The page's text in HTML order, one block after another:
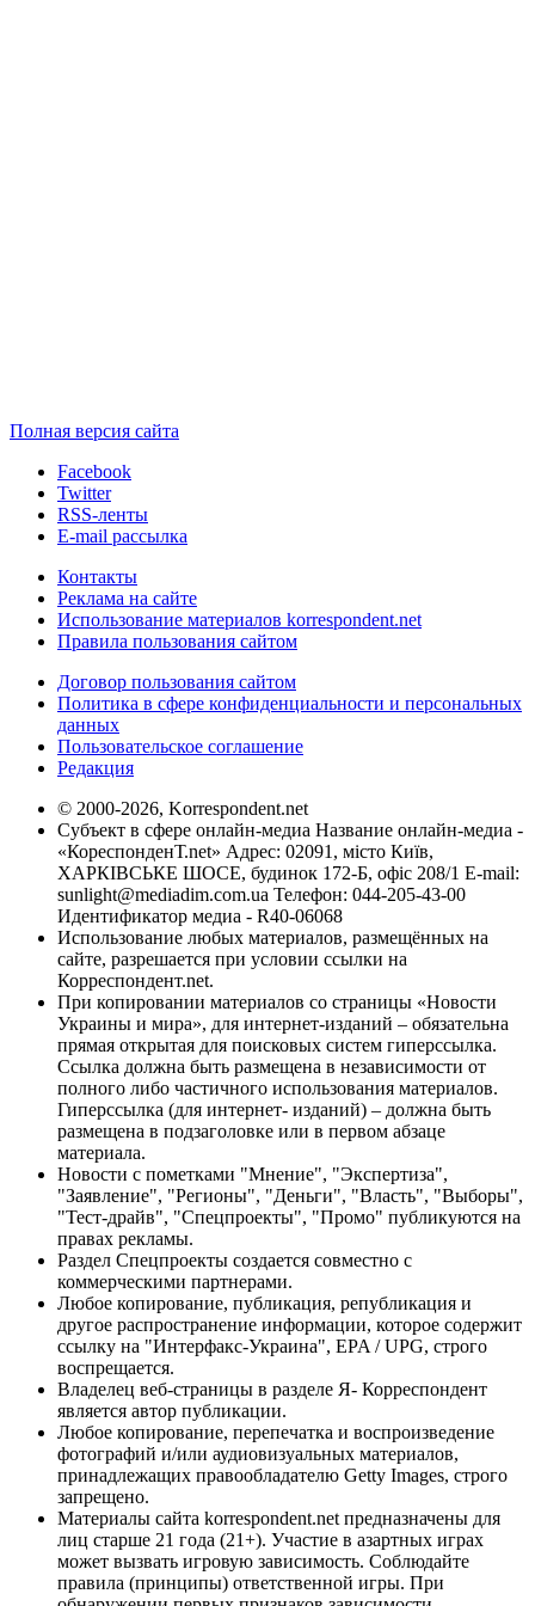
Полная версия сайта
Facebook
Twitter
RSS-ленты
E-mail рассылка
Контакты
Реклама на сайте
Использование материалов korrespondent.net
Правила пользования сайтом
Договор пользования сайтом
Политика в сфере конфиденциальности и персональных
данных
Пользовательское соглашение
Редакция
© 2000-2026, Korrespondent.net
Субъект в сфере онлайн-медиа Название онлайн-медиа -
«КореспонденТ.net» Адрес: 02091, місто Київ,
ХАРКІВСЬКЕ ШОСЕ, будинок 172-Б, офіс 208/1 E-mail:
sunlight@mediadim.com.ua Телефон: 044-205-43-00
Идентификатор медиа - R40-06068
Использование любых материалов, размещённых на
сайте, разрешается при условии ссылки на
Корреспондент.net.
При копировании материалов со страницы «Новости
Украины и мира», для интернет-изданий – обязательна
прямая открытая для поисковых систем гиперссылка.
Ссылка должна быть размещена в независимости от
полного либо частичного использования материалов.
Гиперссылка (для интернет- изданий) – должна быть
размещена в подзаголовке или в первом абзаце
материала.
Новости с пометками "Мнение", "Экспертиза",
"Заявление", "Регионы", "Деньги", "Власть", "Выборы",
"Тест-драйв", "Спецпроекты", "Промо" публикуются на
правах рекламы.
Раздел Спецпроекты создается совместно с
коммерческими партнерами.
Любое копирование, публикация, републикация и
другое распространение информации, которое содержит
ссылку на "Интерфакс-Украина", EPA / UPG, строго
воспрещается.
Владелец веб-страницы в разделе Я- Корреспондент
является автор публикации.
Любое копирование, перепечатка и воспроизведение
фотографий и/или аудиовизуальных материалов,
принадлежащих правообладателю Getty Images, строго
запрещено.
Материалы сайта korrespondent.net предназначены для
лиц старше 21 года (21+). Участие в азартных играх
может вызвать игровую зависимость. Соблюдайте
правила (принципы) ответственной игры. При